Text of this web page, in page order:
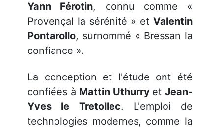
Yann Férotin, connu comme «
Provençal la sérénité » etValentin
Pontarollo, surnommé « Bressan la
confiance ».
La conception et l'étude ont été
confiées à Mattin Uthurry etJean-
Yves le Tretollec. L'emploi de
technologies modernes, comme la